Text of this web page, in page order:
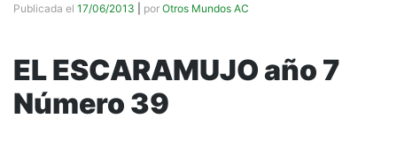
Publicada el 17/06/2013 por Otros Mundos AC
EL ESCARAMUJO año 7
Número 39